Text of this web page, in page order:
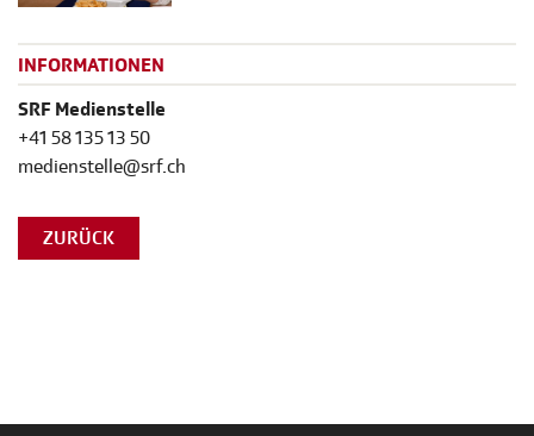
INFORMATIONEN
SRF Medienstelle
+41 58 135 13 50
medienstelle@srf.ch
ZURÜCK